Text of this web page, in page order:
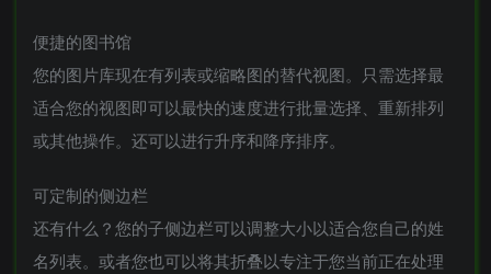
便捷的图书馆
您的图片库现在有列表或缩略图的替代视图。只需选择最
适合您的视图即可以最快的速度进行批量选择、重新排列
或其他操作。还可以进行升序和降序排序。
可定制的侧边栏
还有什么？您的子侧边栏可以调整大小以适合您自己的姓
名列表。或者您也可以将其折叠以专注于您当前正在处理